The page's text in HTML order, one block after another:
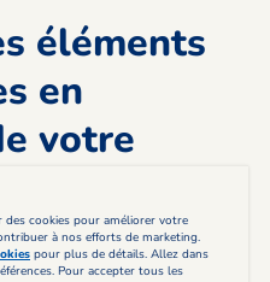
éléments
en
votre
de motivation de
des cookies pour améliorer votre
à nos efforts de marketing.
pour plus de détails. Allez dans
Pour accepter tous les